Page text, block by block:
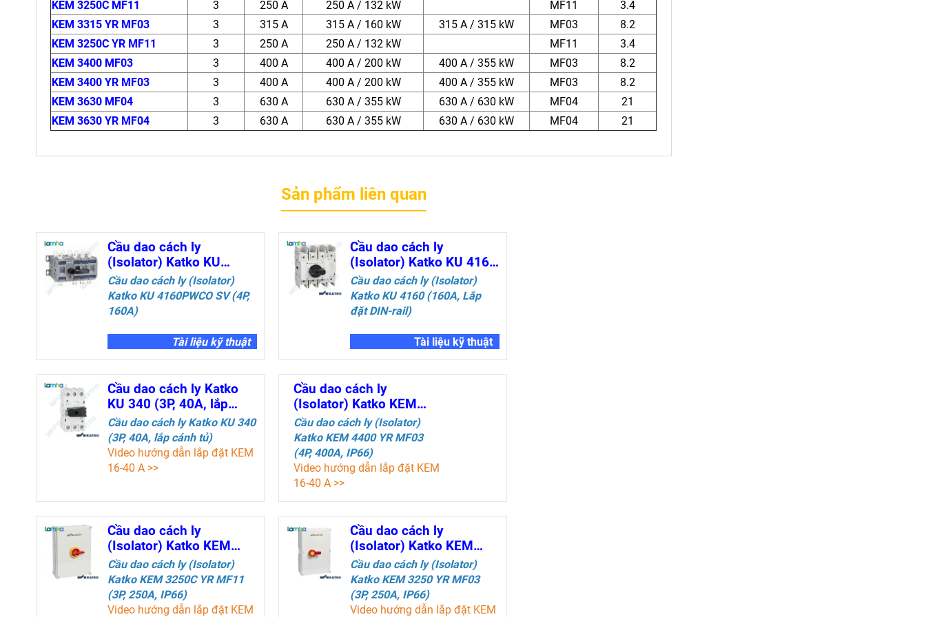
KEM 3250C MF11 3 250 A 250 A / 132 kW MF11
3.4
KEM 3315 YR MF03
3 315 A 315 A / 160 kW 315 A / 315 kW MF03
8.2
KEM 3250C YR MF11
3 250 A 250 A / 132 kW MF11
3.4
KEM 3400 MF03
3 400 A 400 A / 200 kW 400 A / 355 kW MF03
8.2
KEM 3400 YR MF03
3 400 A 400 A / 200 kW 400 A / 355 kW MF03
8.2
KEM 3630 MF04
3 630 A 630 A / 355 kW 630 A / 630 kW MF04
21
KEM 3630 YR MF04
3 630 A 630 A / 355 kW 630 A / 630 kW MF04 21
Sản phẩm liên quan
Cầu dao cách ly
(Isolator) Katko KU
4160PWCO SV (4P,
160A)
Cầu dao cách ly (Isolator)
Katko KU 4160PWCO SV (4P,
160A)
Tài liệu kỹ thuật
Cầu dao cách ly
(Isolator) Katko KU 4160
(160A, Lắp đặt DIN-rail)
Cầu dao cách ly (Isolator)
Katko KU 4160 (160A, Lắp
đặt DIN-rail)
Tài liệu kỹ thuật
Cầu dao cách ly Katko
KU 340 (3P, 40A, lắp
cánh tủ)
Cầu dao cách ly Katko KU 340
(3P, 40A, lắp cánh tủ)
Video hướng dẫn lắp đặt KEM
16-40 A >>
Tài liệu kỹ thuật
Cầu dao cách ly
(Isolator) Katko KEM
4400 YR MF03 (4P,
400A, IP66)
Cầu dao cách ly (Isolator)
KatkoKEM 4400 YR MF03
(4P, 400A, IP66)
Video hướng dẫn lắp đặt KEM
Video hướng dẫn lắp đặt KEM
63-80 A >>
Thông số kỹ thuật
Cầu dao cách ly
(Isolator) Katko KEM
3250C YR MF11 (3P,
250A, IP66)
Cầu dao cách ly (Isolator)
Katko KEM 3250C YR MF11
(3P, 250A, IP66)
Video hướng dẫn lắp đặt KEM
Cầu dao cách ly
(Isolator) Katko KEM
3250 YR MF03 (3P,
250A, IP66)
Cầu dao cách ly (Isolator)
Katko KEM 3250 YR MF03
(3P, 250A, IP66)
Video hướng dẫn lắp đặt KEM